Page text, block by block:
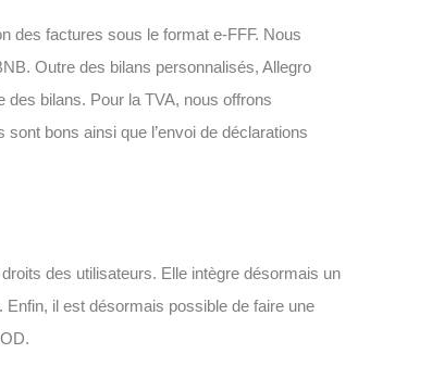
des factures sous le format e-FFF. Nous
Outre des bilans personnalisés, Allegro
des bilans. Pour la TVA, nous offrons
bons ainsi que l’envoi de déclarations
des utilisateurs. Elle intègre désormais un
il est désormais possible de faire une